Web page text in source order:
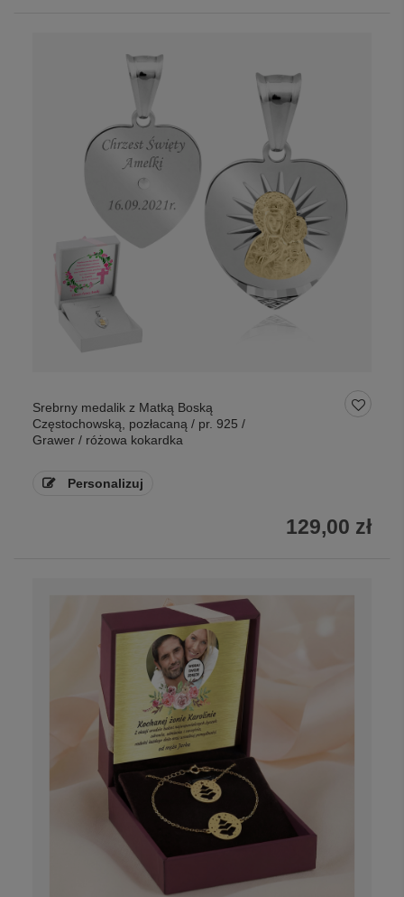
Srebrny medalik z Matką Boską
Częstochowską, pozłacaną / pr. 925 /
Grawer / różowa kokardka
Personalizuj
129,00 zł